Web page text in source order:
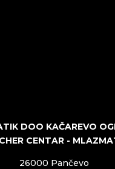
DOO KAČAREVO
CENTAR -
26000 Pančevo